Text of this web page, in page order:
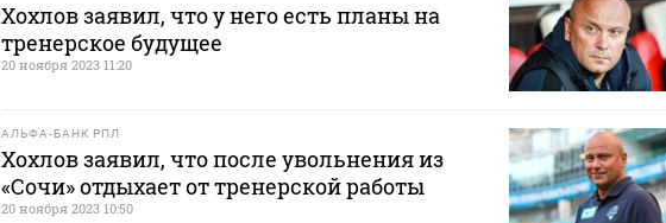
Хохлов заявил, что у него есть планы на
тренерское будущее
20 ноября 2023 11:20
АЛЬФА-БАНК РПЛ
Хохлов заявил, что после увольнения из
«Сочи» отдыхает от тренерской работы
20 ноября 2023 10:50